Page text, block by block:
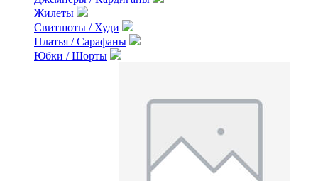
Жилеты
Свитшоты / Худи
Платья / Сарафаны
Юбки / Шорты